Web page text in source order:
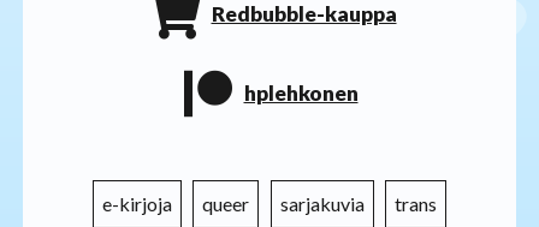
Redbubble-kauppa
hplehkonen
e-kirjoja queer sarjakuvia trans